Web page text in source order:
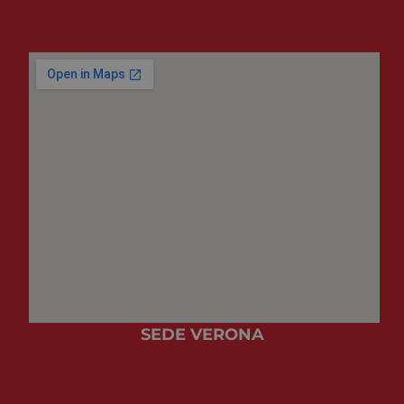
SEDE VERONA